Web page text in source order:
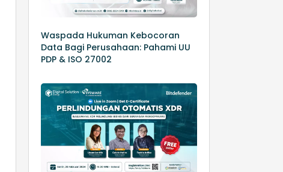
Waspada Hukuman Kebocoran
Data Bagi Perusahaan: Pahami UU
PDP & ISO 27002